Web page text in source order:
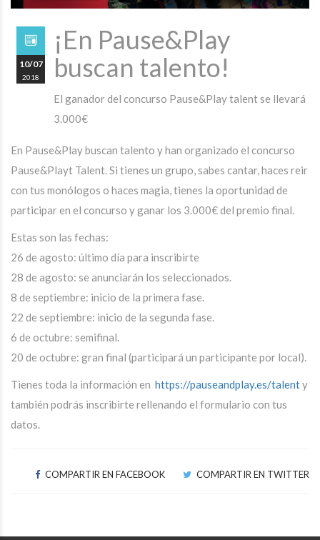
¡En Pause&Play
buscan talento!
El ganador del concurso Pause&Play talent se llevará
3.000€
10/07
2018
En Pause&Play buscan talento y han organizado el concurso
Pause&Playt Talent. Si tienes un grupo, sabes cantar, haces reir
con tus monólogos o haces magia, tienes la oportunidad de
participar en el concurso y ganar los 3.000€ del premio final.
Estas son las fechas:
26 de agosto: último día para inscribirte
28 de agosto: se anunciarán los seleccionados.
8 de septiembre: inicio de la primera fase.
22 de septiembre: inicio de la segunda fase.
6 de octubre: semifinal.
20 de octubre: gran final (participará un participante por local).
Tienes toda la información en https://pauseandplay.es/talenty
también podrás inscribirte rellenando el formulario con tus
datos.
COMPARTIR EN FACEBOOK COMPARTIR EN TWITTER